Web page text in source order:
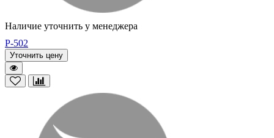
Наличие уточнить у менеджера
P-502
Уточнить цену